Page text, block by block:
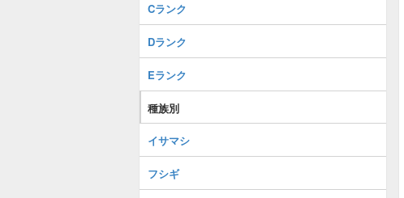
Cランク
Dランク
Eランク
種族別
イサマシ
フシギ